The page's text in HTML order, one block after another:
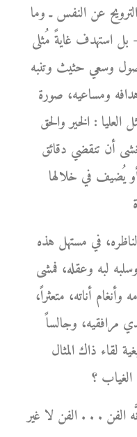
عن النفس ـ وما
بل استهدف غايةً مُثلى
وسعي حثيث وتنبه
ومساعيه، صورة
العليا : الخير والحق
أن تنقضي دقائق
أو يُضيف في خلالها
في مستهل هذه
لبه وعقله، فمشى
أناته، متعثراً،
مرافقيه، وجالساً
لقاء ذاك المثال